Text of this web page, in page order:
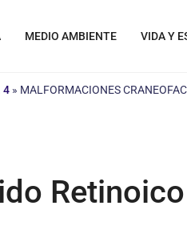
MEDIO AMBIENTE VIDA Y
4 » MALFORMACIONES